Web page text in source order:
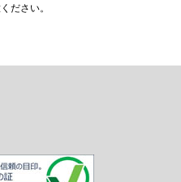
ださい。